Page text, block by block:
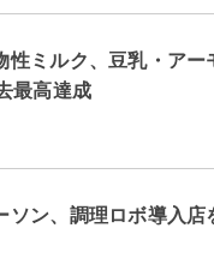
性ミルク、豆乳・ア
最高達成
ソン、調理ロボ導入